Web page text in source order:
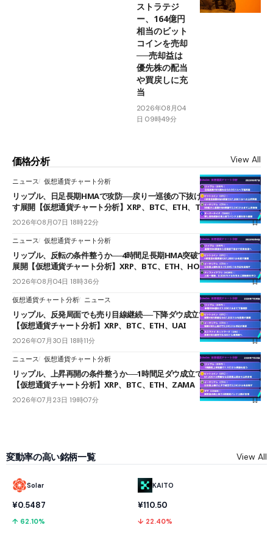
ストラテジ
ー、164億円
相当のビット
コインを売却
──売却益は
優先株の配当
や買戻しに充
当
2026年08月04
日 09時49分
価格分析 View All
ニュース 仮想通貨チャート分析
リップル、日足長期HMAで攻防──戻り一巡後の下抜けで0.95ドルを試
す展開【仮想通貨チャート分析】XRP、BTC、ETH、TAKE
2026年08月07日 18時22分
ニュース 仮想通貨チャート分析
リップル、反転の条件整うか──4時間足長期HMA突破で雲下端を目指す
展開【仮想通貨チャート分析】XRP、BTC、ETH、HOME
2026年08月04日 18時36分
仮想通貨チャート分析 ニュース
リップル、反発局面でも売り目線継続──下降ダウ成立で下値追う展開
【仮想通貨チャート分析】XRP、BTC、ETH、UAI
2026年07月30日 18時11分
ニュース 仮想通貨チャート分析
リップル、上昇再開の条件整うか──1時間足ダウ成立で1.185ドルを狙う
【仮想通貨チャート分析】XRP、BTC、ETH、ZAMA
2026年07月23日 19時07分
変動率の高い銘柄一覧 View All
Solar
¥0.5487
↑ 62.10%
KAITO
¥110.50
↓ 22.40%